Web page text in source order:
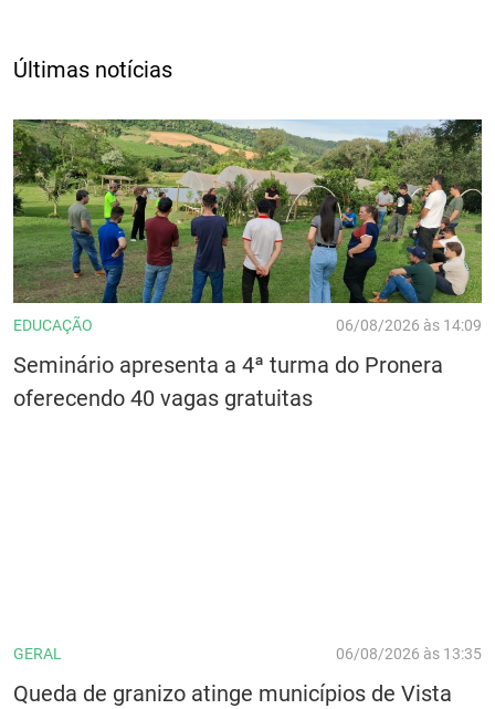
Últimas notícias
EDUCAÇÃO 06/08/2026 às 14:09
Seminário apresenta a 4ª turma do Pronera
oferecendo 40 vagas gratuitas
GERAL 06/08/2026 às 13:35
Queda de granizo atinge municípios de Vista